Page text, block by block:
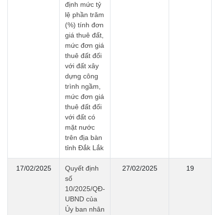
định mức tỷ
lệ phần trăm
(%) tính đơn
giá thuê đất,
mức đơn giá
thuê đất đối
với đất xây
dựng công
trình ngầm,
mức đơn giá
thuê đất đối
với đất có
mặt nước
trên địa bàn
tỉnh Đắk Lắk
17/02/2025
Quyết định
số
10/2025/QĐ-
UBND của
Ủy ban nhân
27/02/2025 19